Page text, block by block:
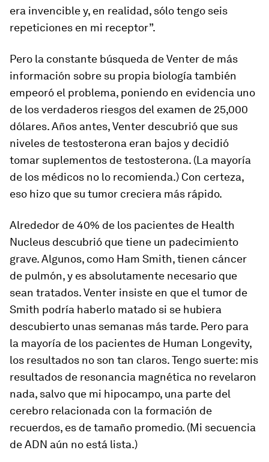
era invencible y, en realidad, sólo tengo seis
repeticiones en mi receptor”.
Pero la constante búsqueda de Venter de más
información sobre su propia biología también
empeoró el problema, poniendo en evidencia uno
de los verdaderos riesgos del examen de 25,000
dólares. Años antes, Venter descubrió que sus
niveles de testosterona eran bajos y decidió
tomar suplementos de testosterona. (La mayoría
de los médicos no lo recomienda.) Con certeza,
eso hizo que su tumor creciera más rápido.
Alrededor de 40% de los pacientes de Health
Nucleus descubrió que tiene un padecimiento
grave. Algunos, como Ham Smith, tienen cáncer
de pulmón, y es absolutamente necesario que
sean tratados. Venter insiste en que el tumor de
Smith podría haberlo matado si se hubiera
descubierto unas semanas más tarde. Pero para
la mayoría de los pacientes de Human Longevity,
los resultados no son tan claros. Tengo suerte: mis
resultados de resonancia magnética no revelaron
nada, salvo que mi hipocampo, una parte del
cerebro relacionada con la formación de
recuerdos, es de tamaño promedio. (Mi secuencia
de ADN aún no está lista.)